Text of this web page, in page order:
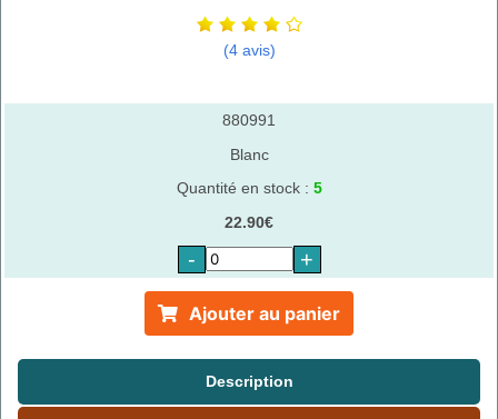
(4 avis)
880991
Blanc
Quantité en stock : 5
22.90€
- +
Ajouter au panier
Description